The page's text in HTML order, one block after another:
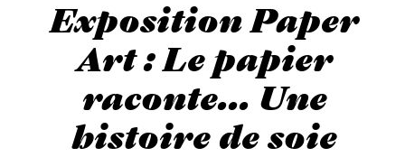
Exposition Paper
Art : Le papier
raconte... Une
histoire de soie